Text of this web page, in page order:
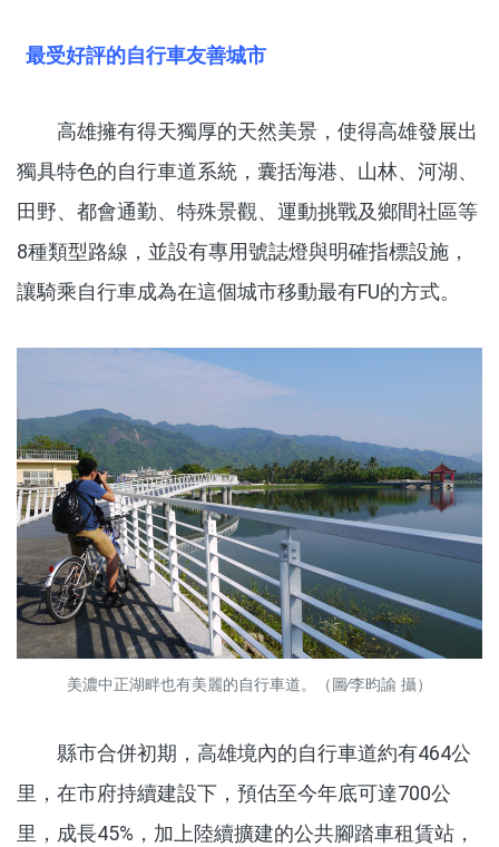
最受好評的自行車友善城市
高雄擁有得天獨厚的天然美景，使得高雄發展出
獨具特色的自行車道系統，囊括海港、山林、河湖、
田野、都會通勤、特殊景觀、運動挑戰及鄉間社區等
8種類型路線，並設有專用號誌燈與明確指標設施，
讓騎乘自行車成為在這個城市移動最有FU的方式。
美濃中正湖畔也有美麗的自行車道。（圖∕李昀諭 攝）
縣市合併初期，高雄境內的自行車道約有464公
里，在市府持續建設下，預估至今年底可達700公
里，成長45%，加上陸續擴建的公共腳踏車租賃站，